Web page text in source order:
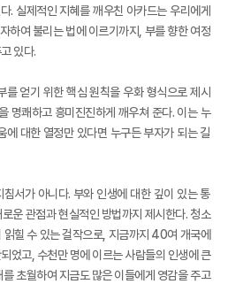
. 실제적인 지혜를 깨우친 아카드는 우리에게
하여 불리는 법에 이르기까지, 부를 향한 여정
있다.
를 얻기 위한 핵심 원칙을 우화 형식으로 제시
명쾌하고 흥미진진하게 깨우쳐 준다. 이는 누
에 대한 열정만 있다면 누구든 부자가 되는 길
서가 아니다. 부와 인생에 대한 깊이 있는 통
운 관점과 현실적인 방법까지 제시한다. 청소
힐 수 있는 걸작으로, 지금까지 40여 개국에
었고, 수천만 명에 이르는 사람들의 인생에 큰
초월하여 지금도 많은 이들에게 영감을 주고